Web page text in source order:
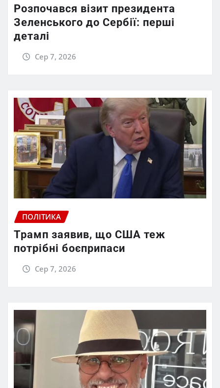
Розпочався візит президента
Зеленського до Сербії: перші
деталі
Сер 7, 2026
ПОЛІТИКА
Трамп заявив, що США теж
потрібні боєприпаси
Сер 7, 2026